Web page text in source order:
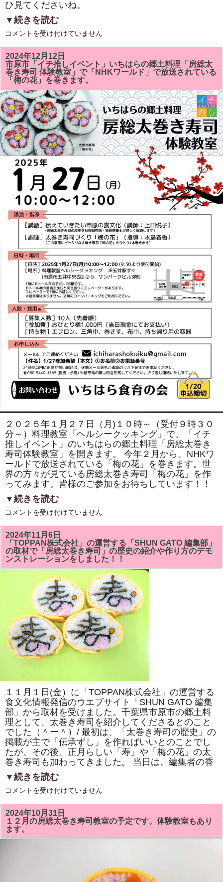
ひ見てくださいね。
▼続きを読む
２
２
５
年
新
年
明
け
ま
し
て
お
め
で
と
う
ご
ざ
コメントを受け付けていません
2024年12月12日
市原市「イチ推しイベント」いちはらの郷土料理「房総太
巻き寿司 体験教室」で「NHKワールド」で放送されている
「梅の花」を巻きます。
２０２５年１月２７日（月)１０時～（受付９時３０
分～）料理教室「ヘルシークッキング」で、「イチ
推しイベント」のいちはらの郷土料理「房総太巻き
寿司体験教室」を開きます。 今年２月から、NHKワ
ールドで放送されている「梅の花」を巻きます。世
界の方々が見ている房総太巻き寿司「梅の花」を作
ってみます。皆様のご参加をお待ちしています！！
▼続きを読む
市
市
「イ
チ
推
し
イ
ベ
は
郷
土
料
理
「房
司
体
験
教
室」
で
「NHK
ワ
ー
ル
ド」
放
さ
て
い
る
「梅
の
花」
コメントを受け付けていません
2024年11月6日
「TOPPAN株式会社」の運営する「SHUN GATO 編集部」
の取材で「房総太巻き寿司」の歴史の紹介や作り方のデモ
ンストレーションをしました！！
１１月１日(金）に「TOPPAN株式会社」の運営する
食文化情報発信のウエブサイト「SHUN GATO 編集
部」から取材を受けました。千葉県市原市の郷土料
理として、太巻き寿司を紹介してくださるとのこと
でした（＾ー＾）/ 最初は、「太巻き寿司の歴史」の
掲載が主で「伝承ずし」を作ればいいとのことでし
たが、その後、正月らしい「寿」や「梅の花」の太
巻き寿司も加わってきました。 当日は、編集者の香
▼続きを読む
「TOPPAN
式
会
社」
の
運
営
コメントを受け付けていません
2024年10月31日
１２月の房総太巻き寿司教室の予定です。体験教室もあり
ます。